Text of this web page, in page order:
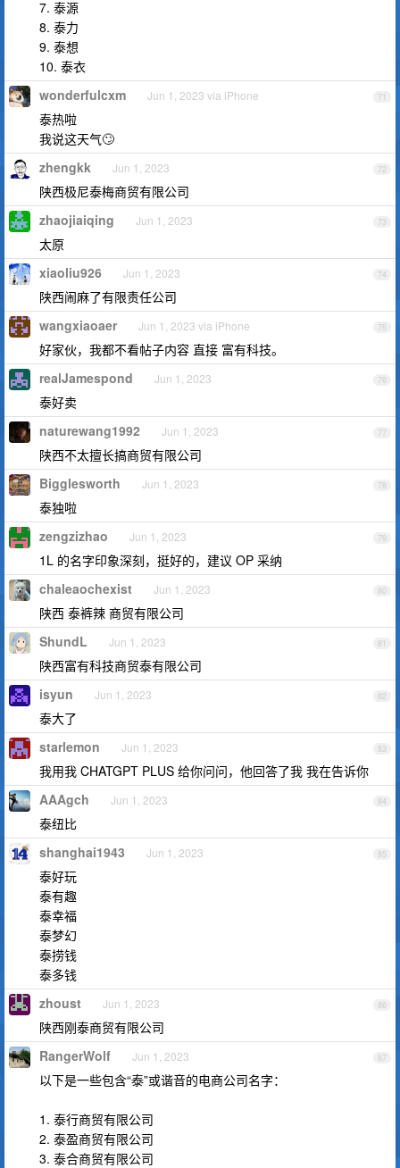
7. 泰源
8. 泰力
9. 泰想
10. 泰衣
71
wonderfulcxm Jun 1, 2023 via iPhone
泰热啦
我说这天气🙄️
72
zhengkk Jun 1, 2023
陕西极尼泰梅商贸有限公司
73
zhaojiaiqing Jun 1, 2023
太原
74
xiaoliu926 Jun 1, 2023
陕西闹麻了有限责任公司
75
wangxiaoaer Jun 1, 2023 via iPhone
好家伙，我都不看帖子内容 直接 富有科技。
76
realJamespond Jun 1, 2023
泰好卖
77
naturewang1992 Jun 1, 2023
陕西不太擅长搞商贸有限公司
78
Bigglesworth Jun 1, 2023
泰独啦
79
zengzizhao Jun 1, 2023
1L 的名字印象深刻，挺好的，建议 OP 采纳
80
chaleaochexist Jun 1, 2023
陕西 泰裤辣 商贸有限公司
81
ShundL Jun 1, 2023
陕西富有科技商贸泰有限公司
82
isyun Jun 1, 2023
泰大了
83
starlemon Jun 1, 2023
我用我 CHATGPT PLUS 给你问问，他回答了我 我在告诉你
84
AAAgch Jun 1, 2023
泰纽比
85
shanghai1943 Jun 1, 2023
泰好玩
泰有趣
泰幸福
泰梦幻
泰捞钱
泰多钱
86
zhoust Jun 1, 2023
陕西刚泰商贸有限公司
87
RangerWolf Jun 1, 2023
以下是一些包含“泰”或谐音的电商公司名字：
1. 泰行商贸有限公司
2. 泰盈商贸有限公司
3. 泰合商贸有限公司